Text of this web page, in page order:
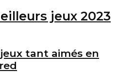
jeux tant aimés en